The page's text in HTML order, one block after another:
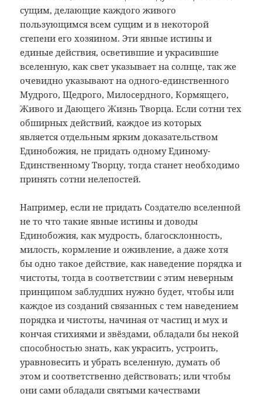
сущим, делающие каждого живого
пользующимся всем сущим и в некоторой
степени его хозяином. Эти явные истины и
единые действия, осветившие и украсившие
вселенную, как свет указывает на солнце, так же
очевидно указывают на одного-единственного
Мудрого, Щедрого, Милосердного, Кормящего,
Живого и Дающего Жизнь Творца. Если сотни тех
обширных действий, каждое из которых
является отдельным ярким доказательством
Единобожия, не придать одному Единому-
Единственному Творцу, тогда станет необходимо
принять сотни нелепостей.
Например, если не придать Создателю вселенной
не то что такие явные истины и доводы
Единобожия, как мудрость, благосклонность,
милость, кормление и оживление, а даже хотя
бы одно такое действие, как наведение порядка и
чистоты, тогда в соответствии с этим неверным
принципом заблудших нужно будет, чтобы или
каждое из созданий связанных с тем наведением
порядка и чистоты, начиная от частиц и мух и
кончая стихиями и звёздами, обладали бы некой
способностью знать, как украсить, устроить,
уравновесить и убрать вселенную, думать об
этом и соответственно действовать; или чтобы
они сами обладали святыми качествами